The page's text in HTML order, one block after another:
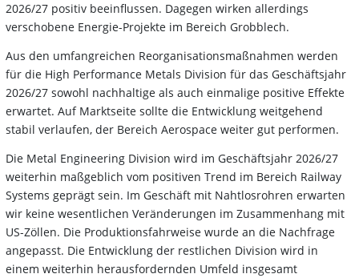
2026/27 positiv beeinflussen. Dagegen wirken allerdings
verschobene Energie-Projekte im Bereich Grobblech.
Aus den umfangreichen Reorganisationsmaßnahmen werden
für die High Performance Metals Division für das Geschäftsjahr
2026/27 sowohl nachhaltige als auch einmalige positive Effekte
erwartet. Auf Marktseite sollte die Entwicklung weitgehend
stabil verlaufen, der Bereich Aerospace weiter gut performen.
Die Metal Engineering Division wird im Geschäftsjahr 2026/27
weiterhin maßgeblich vom positiven Trend im Bereich Railway
Systems geprägt sein. Im Geschäft mit Nahtlosrohren erwarten
wir keine wesentlichen Veränderungen im Zusammenhang mit
US-Zöllen. Die Produktionsfahrweise wurde an die Nachfrage
angepasst. Die Entwicklung der restlichen Division wird in
einem weiterhin herausfordernden Umfeld insgesamt